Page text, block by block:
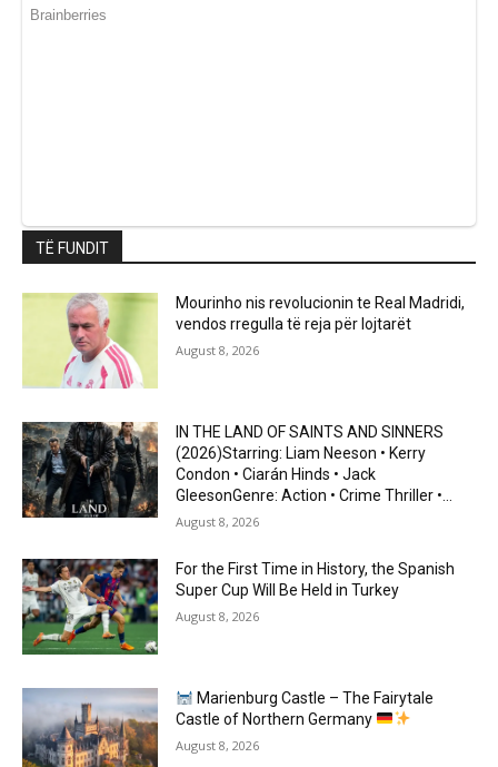
TË FUNDIT
Mourinho nis revolucionin te Real Madridi,
vendos rregulla të reja për lojtarët
August 8, 2026
IN THE LAND OF SAINTS AND SINNERS
(2026)Starring: Liam Neeson • Kerry
Condon • Ciarán Hinds • Jack
GleesonGenre: Action • Crime Thriller •...
August 8, 2026
For the First Time in History, the Spanish
Super Cup Will Be Held in Turkey
August 8, 2026
Marienburg Castle – The Fairytale
Castle of Northern Germany
August 8, 2026